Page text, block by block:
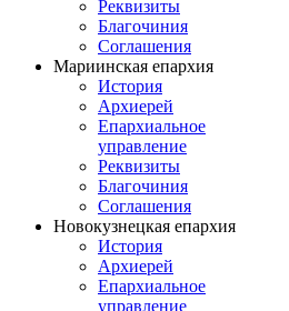
Реквизиты
Благочиния
Соглашения
Мариинская епархия
История
Архиерей
Епархиальное
управление
Реквизиты
Благочиния
Соглашения
Новокузнецкая епархия
История
Архиерей
Епархиальное
управление